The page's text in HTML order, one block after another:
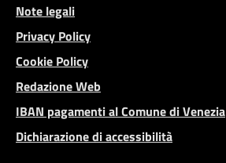
Note legali
Privacy Policy
Cookie Policy
Redazione Web
IBAN pagamenti al Comune di Venezia
Dichiarazione di accessibilità